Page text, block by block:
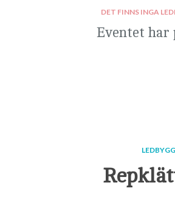
DET FINNS INGA
Eventet har